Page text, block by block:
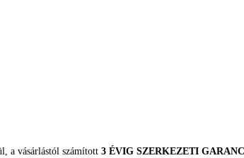
a vásárlástól számított 3 ÉVIG SZERKEZETI